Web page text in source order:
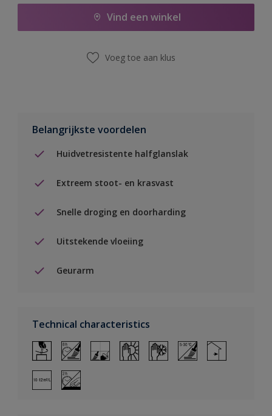
Vind een winkel
Voeg toe aan klus
Belangrijkste voordelen
Huidvetresistente halfglanslak
Extreem stoot- en krasvast
Snelle droging en doorharding
Uitstekende vloeiing
Geurarm
Technical characteristics